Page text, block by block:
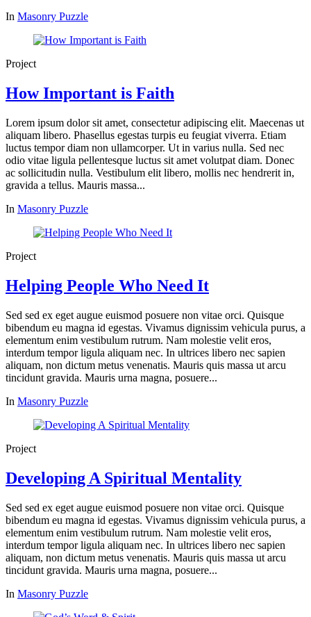
In Masonry Puzzle
Project
How Important is Faith
Lorem ipsum dolor sit amet, consectetur adipiscing elit. Maecenas ut
aliquam libero. Phasellus egestas turpis eu feugiat viverra. Etiam
luctus tempor diam non ullamcorper. Ut in varius nulla. Sed nec
odio vitae ligula pellentesque luctus sit amet volutpat diam. Donec
ac sollicitudin nulla. Vestibulum elit libero, mollis nec hendrerit in,
gravida a tellus. Mauris massa...
In Masonry Puzzle
Project
Helping People Who Need It
Sed sed ex eget augue euismod posuere non vitae orci. Quisque
bibendum eu magna id egestas. Vivamus dignissim vehicula purus, a
elementum enim vestibulum rutrum. Nam molestie velit eros,
interdum tempor ligula aliquam nec. In ultrices libero nec sapien
aliquam, non dictum metus venenatis. Mauris quis massa ut arcu
tincidunt gravida. Mauris urna magna, posuere...
In Masonry Puzzle
Project
Developing A Spiritual Mentality
Sed sed ex eget augue euismod posuere non vitae orci. Quisque
bibendum eu magna id egestas. Vivamus dignissim vehicula purus, a
elementum enim vestibulum rutrum. Nam molestie velit eros,
interdum tempor ligula aliquam nec. In ultrices libero nec sapien
aliquam, non dictum metus venenatis. Mauris quis massa ut arcu
tincidunt gravida. Mauris urna magna, posuere...
In Masonry Puzzle